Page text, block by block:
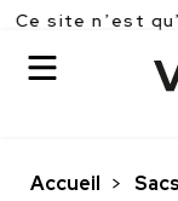
qu’une
Accueil > Sacs